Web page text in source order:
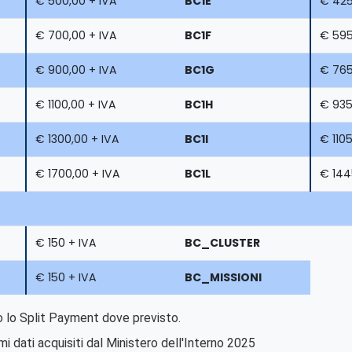
€ 700,00 + IVA BC1F €
€ 900,00 + IVA BC1G €
€ 1100,00 + IVA BC1H €
€ 1300,00 + IVA BC1I €
€ 1700,00 + IVA BC1L €
€ 150 + IVA BC_CLUSTER
€ 150 + IVA BC_MISSIONI
lo Split Payment dove previsto.
dati acquisiti dal Ministero dell'Interno 2025